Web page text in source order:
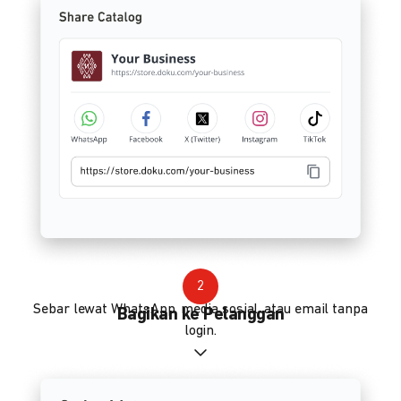
2
Bagikan ke Pelanggan
Sebar lewat WhatsApp, media sosial, atau email tanpa
login.